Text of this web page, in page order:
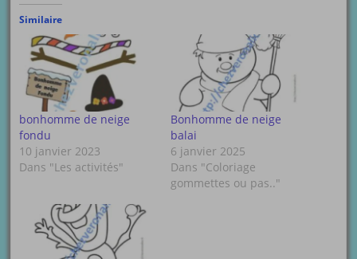
Similaire
bonhomme de neige
fondu
10 janvier 2023
Dans "Les activités"
Bonhomme de neige
balai
6 janvier 2025
Dans "Coloriage
gommettes ou pas.."